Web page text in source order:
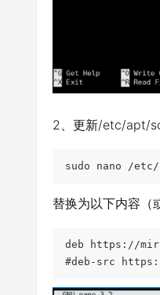
2、更新/etc/apt/
sudo nano /
替换为以下内容（
deb https://
#deb-src